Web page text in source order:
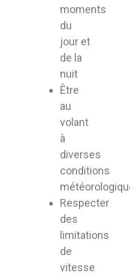
moments
du
jour et
de la
nuit
Être
au
volant
à
diverses
conditions
Respecter
des
limitations
de
vitesse